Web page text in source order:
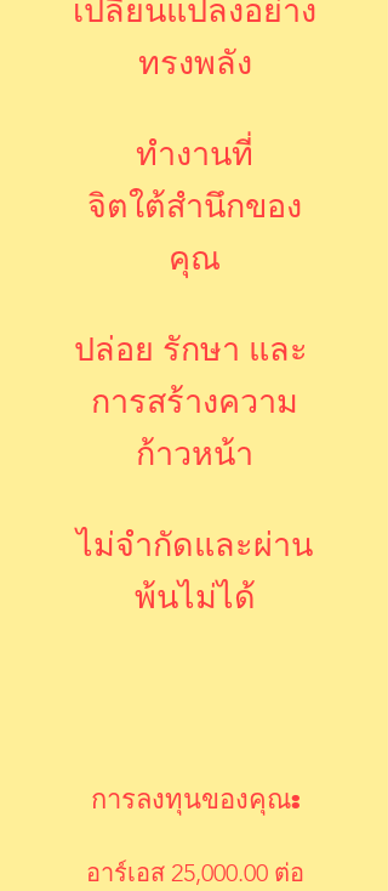
เปลี่ยนแปลงอย่าง
ทรงพลัง
ทำงานที่
จิตใต้สำนึกของ
คุณ
ปล่อย รักษา และ
การสร้างความ
ก้าวหน้า
ไม่จำกัดและผ่าน
พ้นไม่ได้
การลงทุนของคุณ:
อาร์เอส 25,000.00 ต่อ